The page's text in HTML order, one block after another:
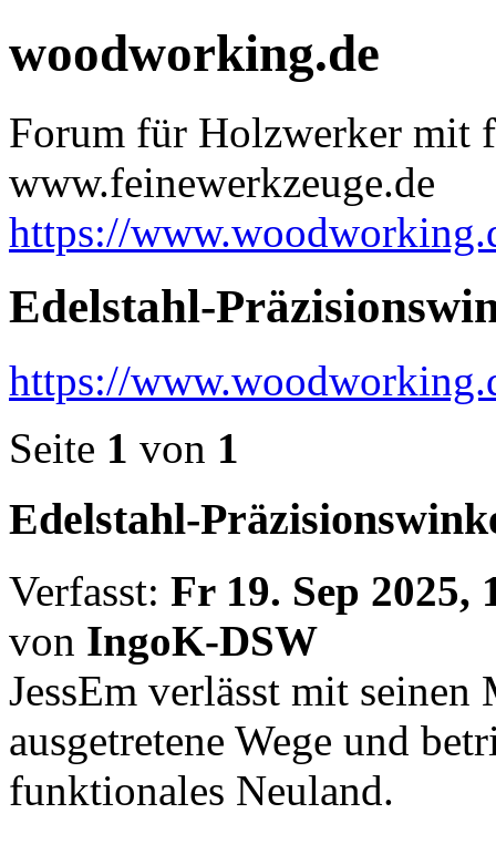
woodworking.de
Forum für Holzwerker mit
www.feinewerkzeuge.de
https://
Edelstahl-
https://
Seite 1 von 1
Edelstahl-
Verfasst: Fr 19. Sep 2025,
von IngoK-DSW
JessEm verlässt mit
ausgetretene Wege und
funktionales Neuland.